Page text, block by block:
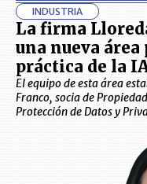
INDUSTRIA
La firma
una nueva área
práctica de la
El equipo de esta área
Franco, socia de
Protección de Datos y